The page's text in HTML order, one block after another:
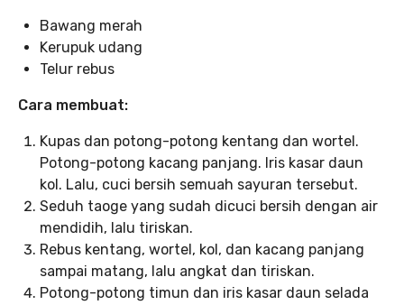
Bawang merah
Kerupuk udang
Telur rebus
Cara membuat:
Kupas dan potong-potong kentang dan wortel.
Potong-potong kacang panjang. Iris kasar daun
kol. Lalu, cuci bersih semuah sayuran tersebut.
Seduh taoge yang sudah dicuci bersih dengan air
mendidih, lalu tiriskan.
Rebus kentang, wortel, kol, dan kacang panjang
sampai matang, lalu angkat dan tiriskan.
Potong-potong timun dan iris kasar daun selada